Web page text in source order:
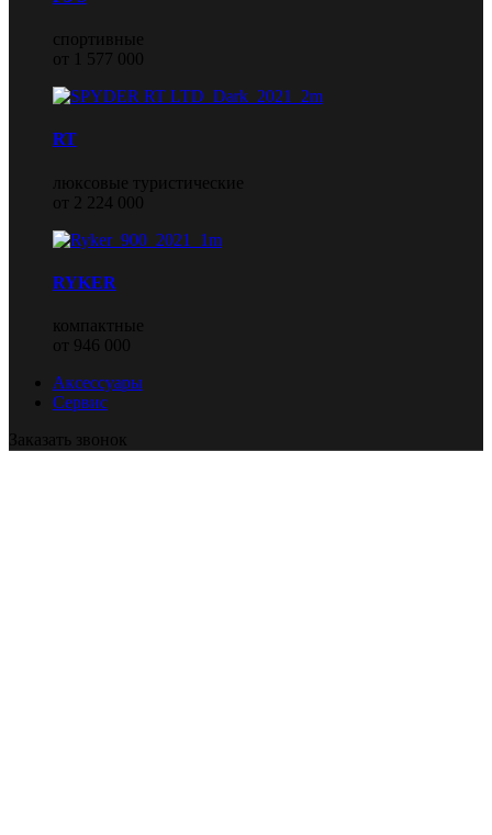
спортивные
от 1 577 000
RT
люксовые туристические
от 2 224 000
RYKER
компактные
от 946 000
Аксессуары
Сервис
Заказать звонок